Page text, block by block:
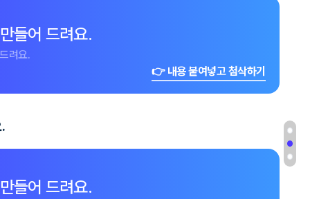
들어 드려요.
려요.
👉 내용 붙여넣고 첨삭하기
들어 드려요.